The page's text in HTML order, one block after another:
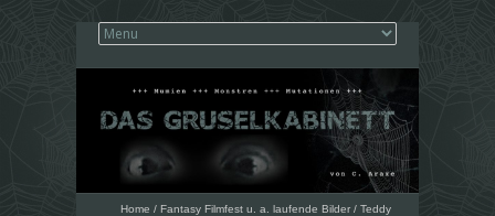
Home / Fantasy Filmfest u. a. laufende Bilder / Teddy